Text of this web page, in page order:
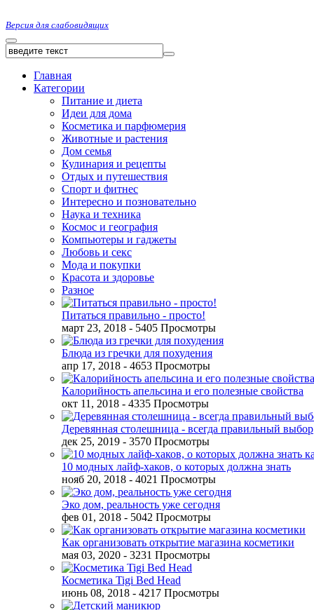
Версия для слабовидящих
Главная
Категории
Питание и диета
Идеи для дома
Косметика и парфюмерия
Животные и растения
Дом семья
Кулинария и рецепты
Отдых и путешествия
Спорт и фитнес
Интересно и позновательно
Наука и техника
Космос и география
Компьютеры и гаджеты
Любовь и секс
Мода и покупки
Красота и здоровье
Разное
Питаться правильно - просто!
март 23, 2018 - 5405 Просмотры
Блюда из гречки для похудения
апр 17, 2018 - 4653 Просмотры
Калорийность апельсина и его полезные свойства
окт 11, 2018 - 4335 Просмотры
Деревянная столешница - всегда правильный выбор
дек 25, 2019 - 3570 Просмотры
10 модных лайф-хаков, о которых должна знать
нояб 20, 2018 - 4021 Просмотры
Эко дом, реальность уже сегодня
фев 01, 2018 - 5042 Просмотры
Как организовать открытие магазина косметики
мая 03, 2020 - 3231 Просмотры
Косметика Tigi Bed Head
июнь 08, 2018 - 4217 Просмотры